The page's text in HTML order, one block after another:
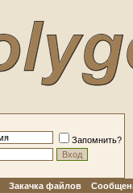
Запомнить?
Закачка файлов